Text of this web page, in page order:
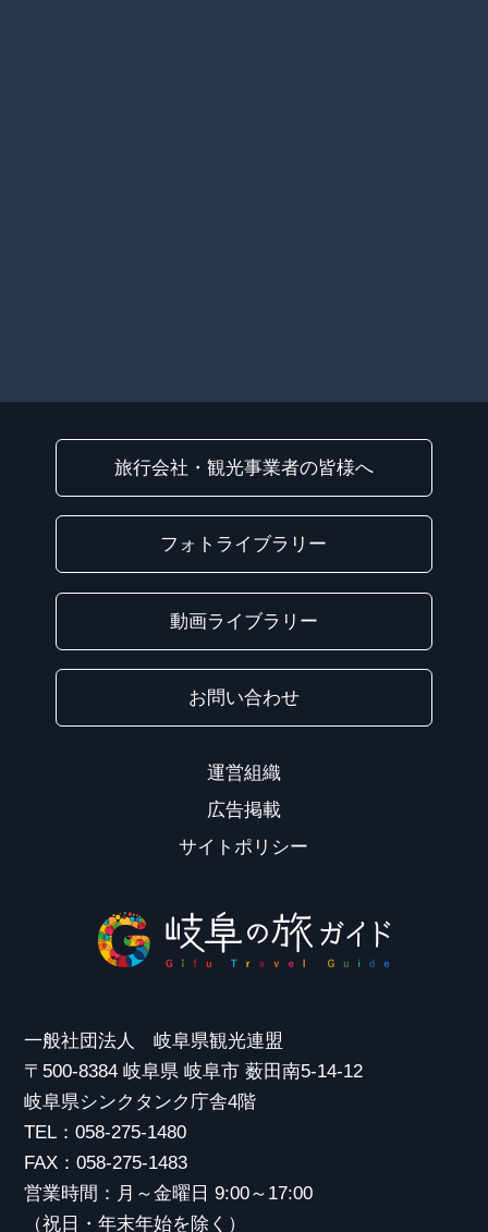
旅行会社・観光事業者の皆様へ
フォトライブラリー
動画ライブラリー
お問い合わせ
運営組織
広告掲載
サイトポリシー
一般社団法人 岐阜県観光連盟
〒500-8384 岐阜県 岐阜市 薮田南5-14-12
岐阜県シンクタンク庁舎4階
TEL：058-275-1480
FAX：058-275-1483
営業時間：月～金曜日 9:00～17:00
（祝日・年末年始を除く）